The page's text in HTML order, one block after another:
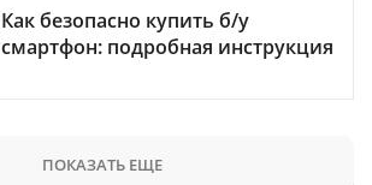
Как безопасно купить б/у
смартфон: подробная инструкция
ПОКАЗАТЬ ЕЩЕ